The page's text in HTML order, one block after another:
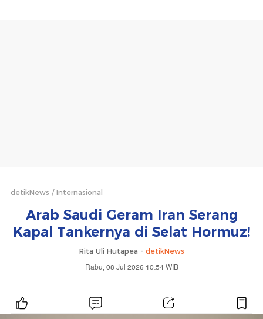
detikNews Internasional
Arab Saudi Geram Iran Serang
Kapal Tankernya di Selat Hormuz!
Rita Uli Hutapea - detikNews
Rabu, 08 Jul 2026 10:54 WIB